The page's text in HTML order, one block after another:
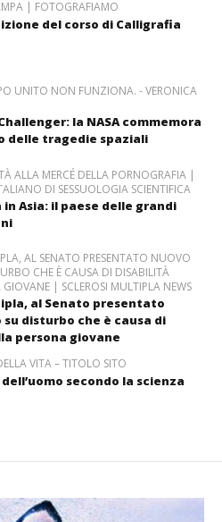
| FOTOGRAFIAMO
del corso di Calligrafia
UNITO NON FUNZIONA. - VERONICA
la NASA commemora
delle tragedie spaziali
ALLA MERCÉ DELLA PORNOGRAFIA |
DI SESSUOLOGIA SCIENTIFICA
in Asia: il paese delle grandi
AL SENATO PRESENTATO NUOVO
CHE È CAUSA DI DISABILITÀ
GIOVANE | SCLEROSI MULTIPLA NEWS
al Senato presentato
disturbo che è causa di
persona giovane
VITA – TITOLO SITO
secondo la scienza